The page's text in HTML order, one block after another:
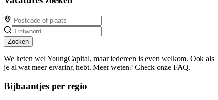
Zoeken
We heten wel YoungCapital, maar iedereen is even welkom. Ook als
je al wat meer ervaring hebt. Meer weten? Check onze FAQ.
Bijbaantjes per regio